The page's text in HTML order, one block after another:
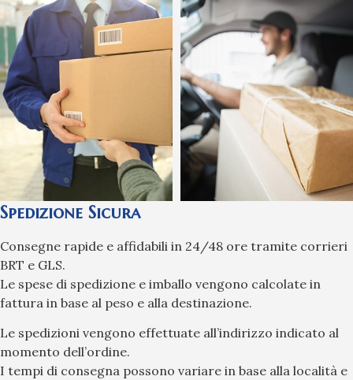
Spedizione Sicura
Consegne rapide e affidabili in 24/48 ore tramite corrieri
BRT e GLS.
Le spese di spedizione e imballo vengono calcolate in
fattura in base al peso e alla destinazione.
Le spedizioni vengono effettuate all’indirizzo indicato al
momento dell’ordine.
I tempi di consegna possono variare in base alla località e